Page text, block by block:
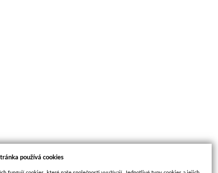
používá cookies